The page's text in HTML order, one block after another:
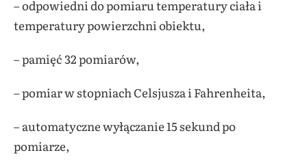
– odpowiedni do pomiaru temperatury ciała i
temperatury powierzchni obiektu,
– pamięć 32 pomiarów,
– pomiar w stopniach Celsjusza i Fahrenheita,
– automatyczne wyłączanie 15 sekund po
pomiarze,